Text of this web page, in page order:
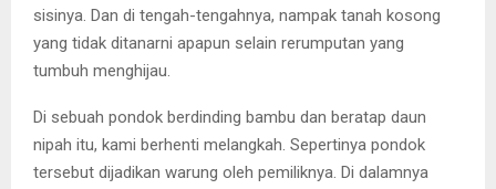
sisinya. Dan di tengah-tengahnya, nampak tanah kosong
yang tidak ditanarni apapun selain rerumputan yang
tumbuh menghijau.
Di sebuah pondok berdinding bambu dan beratap daun
nipah itu, kami berhenti melangkah. Sepertinya pondok
tersebut dijadikan warung oleh pemiliknya. Di dalamnya